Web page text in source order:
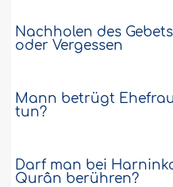
Nachholen des
oder Vergessen
Mann betrügt
tun?
Darf man bei
Qurân berühren?